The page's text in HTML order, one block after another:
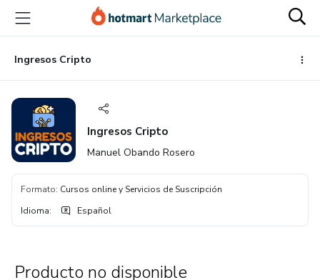
principal
página
de
página
Ingresos Cripto
Ingresos Cripto
Manuel Obando Rosero
Formato: Cursos online y Servicios de Suscripción
Idioma: Español
Producto no disponible